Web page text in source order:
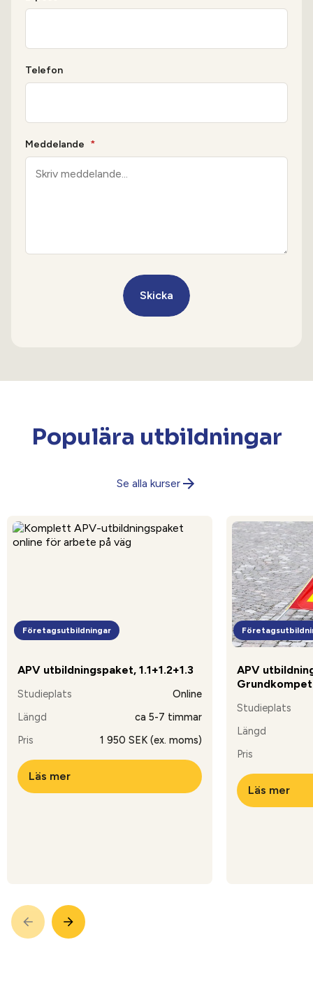
Telefon
Meddelande *
Populära utbildningar
Se alla kurser
Företagsutbildningar
APV utbildningspaket, 1.1+1.2+1.3
Studieplats
Online
Längd
ca 5-7 timmar
Pris
1 950 SEK (ex. moms)
Läs mer
APV
Studieplats
Längd
Pris
Läs mer